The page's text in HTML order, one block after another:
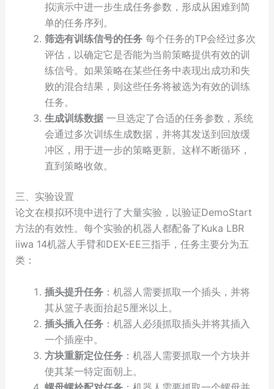
拟演示中进一步生成任务参数，形成从困难到简
单的任务序列。
筛选有训练信号的任务每个任务的TP会经过多次
评估，以确定它是否能为当前策略提供有效的训
练信号。如果策略在某些任务中表现出成功和失
败的混合结果，则这些任务将被选为有效的训练
任务。
生成训练数据一旦选定了合适的任务参数，系统
会通过多次训练生成数据，并将其发送到回放缓
冲区，用于进一步的策略更新。这样不断循环，
直到策略收敛。
三、实验设置
论文在模拟环境中进行了大量实验，以验证DemoStart
方法的有效性。每个实验的机器人都配备了Kuka LBR
iiwa 14机器人手臂和DEX-EE三指手，任务主要分为五
类：
插头提升任务：机器人需要抓取一个插头，并将
其从篮子表面抬起5厘米以上。
插头插入任务：机器人必须抓取插头并将其插入
一个插座中。
方块重新定位任务：机器人需要抓取一个方块并
使其某一特定面朝上。